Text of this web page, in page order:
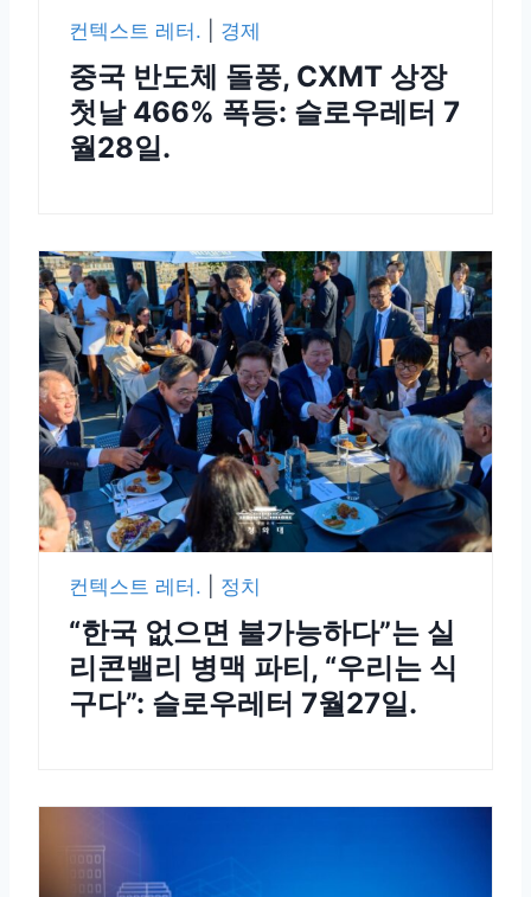
컨텍스트 레터. 경제
중국 반도체 돌풍, CXMT 상장
첫날 466% 폭등: 슬로우레터 7
월28일.
컨텍스트 레터. 정치
“한국 없으면 불가능하다”는 실
리콘밸리 병맥 파티, “우리는 식
구다”: 슬로우레터 7월27일.